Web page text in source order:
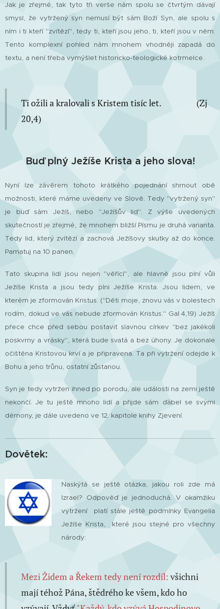
Jak je zřejmé, tak tyto tři verše nám spolu se čtvrtým dávají
smysl, že vytržený syn nemusí být sám Boží Syn, ale spolu s
ním i ti kteří "zvítězí", tedy ti, kteří jsou jeho, ti, kteří jsou v něm.
Tento komplexní pohled nám mnohem vhodněji zapadá do
textu, a není třeba vymýšlet historicko-teologické kotrmelce.
Ti ožili a kralovali s Kristem tisíc let.
(Zj
20,4)
Buď plný Ježíše Krista a jeho slova!
Nyní lze závěrem tohoto krátkého pojednání shrnout obě
možnosti, které máme uvedeny ve Slově. Tedy "vytržený syn"
je buď sám Ježíš, nebo "Ježíšův lid". Z výše uvedených
skutečností je zřejmé, že mnohem bližší Písmu je druhá varianta.
Tedy lid, který zvítězí a zachová Ježíšovy skutky až do konce.
Pamatuj na 10 panen.
Tato skupina lidí jsou nejen "věřící", ale hlavně jsou plní vůli
Ježíše Krista a jsou tedy plni Ježíše Krista. Jsou lidem, ve
kterém je zformován Kristus. ("Děti moje, znovu vás v bolestech
rodím, dokud ve vás nebude zformován Kristus." Gal 4,19) Ježíš
přece chce před sebou postavit slavnou církev "bez jakékoli
poskvrny a vrásky", která bude svatá a bez úhony. Je dokonale
očištěna Kristovou krví a je připravena. Ta při vytržení odejde k
Bohu a jeho trůnu, ostatní zůstanou.
Syn je tedy vytržen ihned po porodu, ale události na zemi ještě
nekončí. Je tu ještě mnoho lidí a přijde sám ďábel se svými
démony, je dále uvedeno ve 12. kapitole knihy Zjevení.
Dovětek:
Naskýtá se ještě otázka, jakou roli zde má
Izrael? Odpověď je jednoduchá. V okamžiku
vytržení platí stále ještě podmínky Evangelia
Ježíše Krista, které jsou stejné pro všechny
národy:
Mezi Židem a Řekem tedy není rozdíl: všichni
mají téhož Pána, štědrého ke všem, kdo ho